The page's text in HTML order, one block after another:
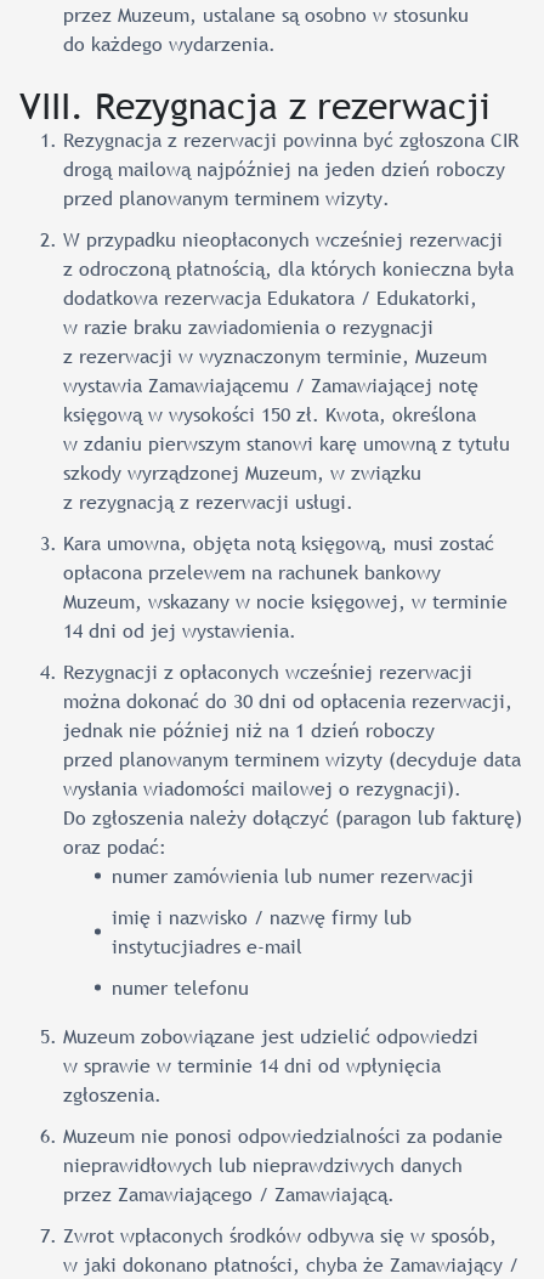
przez Muzeum, ustalane są osobno w stosunku
do każdego wydarzenia.
VIII. Rezygnacja z rezerwacji
Rezygnacja z rezerwacji powinna być zgłoszona CIR
drogą mailową najpóźniej na jeden dzień roboczy
przed planowanym terminem wizyty.
W przypadku nieopłaconych wcześniej rezerwacji
z odroczoną płatnością, dla których konieczna była
dodatkowa rezerwacja Edukatora / Edukatorki,
w razie braku zawiadomienia o rezygnacji
z rezerwacji w wyznaczonym terminie, Muzeum
wystawia Zamawiającemu / Zamawiającej notę
księgową w wysokości 150 zł. Kwota, określona
w zdaniu pierwszym stanowi karę umowną z tytułu
szkody wyrządzonej Muzeum, w związku
z rezygnacją z rezerwacji usługi.
Kara umowna, objęta notą księgową, musi zostać
opłacona przelewem na rachunek bankowy
Muzeum, wskazany w nocie księgowej, w terminie
14 dni od jej wystawienia.
Rezygnacji z opłaconych wcześniej rezerwacji
można dokonać do 30 dni od opłacenia rezerwacji,
jednak nie później niż na 1 dzień roboczy
przed planowanym terminem wizyty (decyduje data
wysłania wiadomości mailowej o rezygnacji).
Do zgłoszenia należy dołączyć (paragon lub fakturę)
oraz podać:
numer zamówienia lub numer rezerwacji
imię i nazwisko / nazwę firmy lub
instytucjiadres e-mail
numer telefonu
Muzeum zobowiązane jest udzielić odpowiedzi
w sprawie w terminie 14 dni od wpłynięcia
zgłoszenia.
Muzeum nie ponosi odpowiedzialności za podanie
nieprawidłowych lub nieprawdziwych danych
przez Zamawiającego / Zamawiającą.
Zwrot wpłaconych środków odbywa się w sposób,
w jaki dokonano płatności, chyba że Zamawiający /